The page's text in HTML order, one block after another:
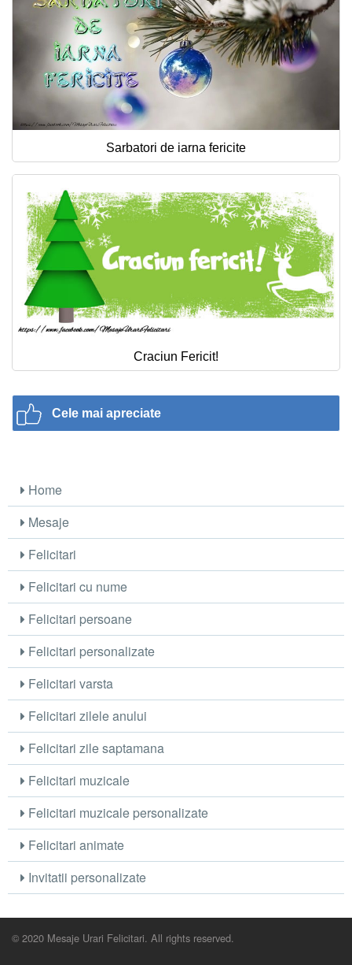
Sarbatori de iarna fericite
Craciun Fericit!
Cele mai apreciate
Home
Mesaje
Felicitari
Felicitari cu nume
Felicitari persoane
Felicitari personalizate
Felicitari varsta
Felicitari zilele anului
Felicitari zile saptamana
Felicitari muzicale
Felicitari muzicale personalizate
Felicitari animate
Invitatii personalizate
© 2020 Mesaje Urari Felicitari. All rights reserved.